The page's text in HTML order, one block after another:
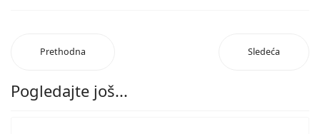
Prethodna Sledeća
Pogledajte još...